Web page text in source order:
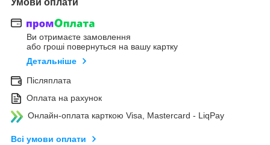
Ви отримаєте замовлення
або гроші повернуться на вашу картку
Детальніше
Післяплата
Оплата на рахунок
Онлайн-оплата карткою Visa, Mastercard - LiqPay
Всі умови оплати